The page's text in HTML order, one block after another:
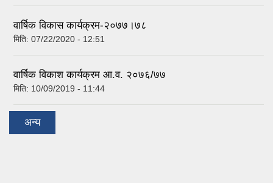
वार्षिक विकास कार्यक्रम-२०७७।७८
मिति: 07/22/2020 - 12:51
वार्षिक विकाश कार्यक्रम आ.व. २०७६/७७
मिति: 10/09/2019 - 11:44
अन्य